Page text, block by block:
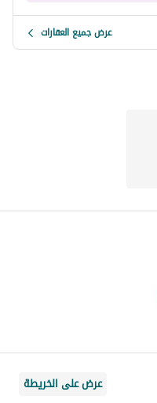
عرض جميع العقارات
عرض على الخريطة